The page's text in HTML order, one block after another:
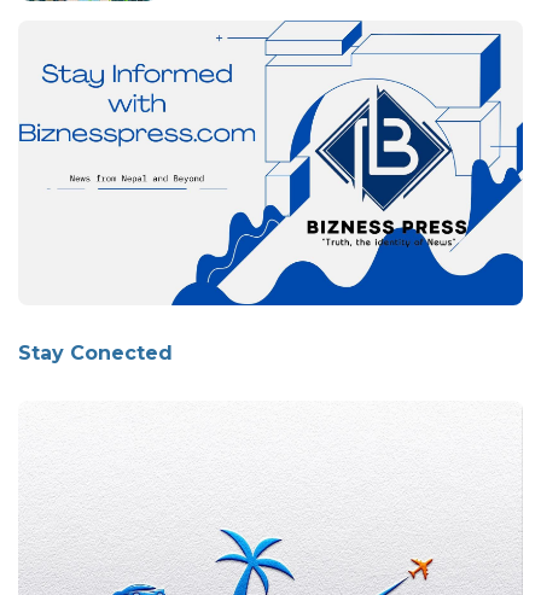
Stay Conected